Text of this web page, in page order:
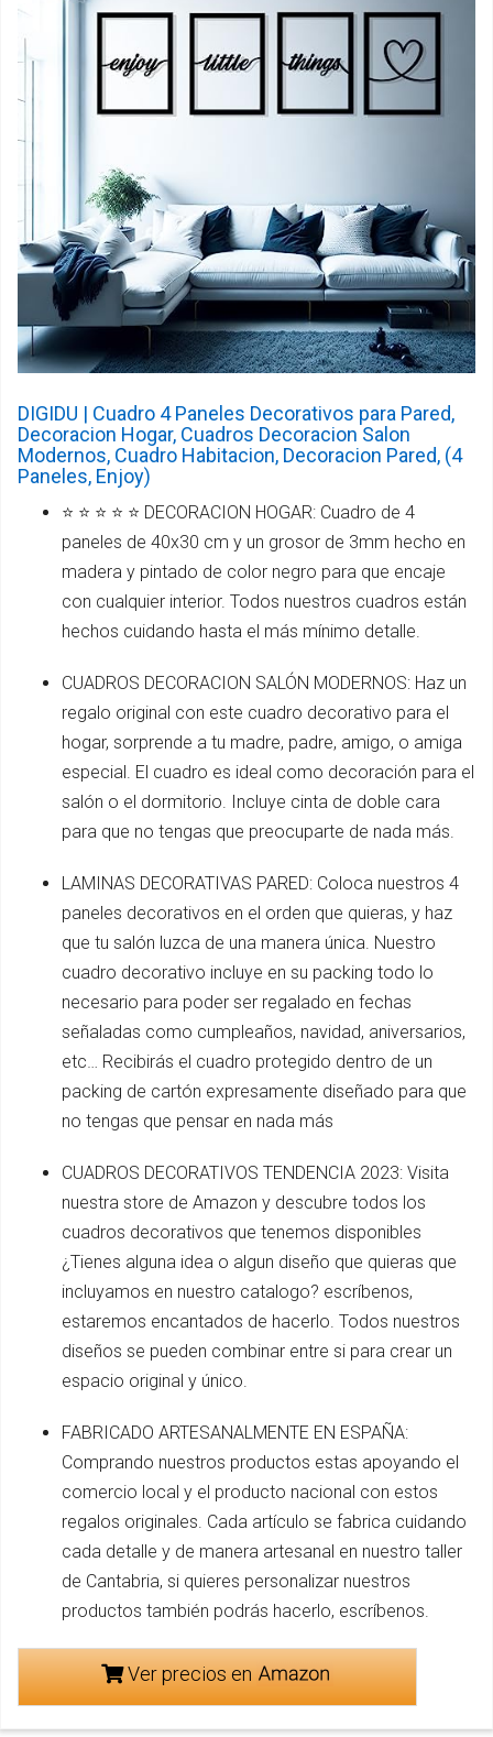
DIGIDU | Cuadro 4 Paneles Decorativos para Pared,
Decoracion Hogar, Cuadros Decoracion Salon
Modernos, Cuadro Habitacion, Decoracion Pared, (4
Paneles, Enjoy)
⭐ ⭐ ⭐ ⭐ ⭐ DECORACION HOGAR: Cuadro de 4
paneles de 40x30 cm y un grosor de 3mm hecho en
madera y pintado de color negro para que encaje
con cualquier interior. Todos nuestros cuadros están
hechos cuidando hasta el más mínimo detalle.
CUADROS DECORACION SALÓN MODERNOS: Haz un
regalo original con este cuadro decorativo para el
hogar, sorprende a tu madre, padre, amigo, o amiga
especial. El cuadro es ideal como decoración para el
salón o el dormitorio. Incluye cinta de doble cara
para que no tengas que preocuparte de nada más.
LAMINAS DECORATIVAS PARED: Coloca nuestros 4
paneles decorativos en el orden que quieras, y haz
que tu salón luzca de una manera única. Nuestro
cuadro decorativo incluye en su packing todo lo
necesario para poder ser regalado en fechas
señaladas como cumpleaños, navidad, aniversarios,
etc… Recibirás el cuadro protegido dentro de un
packing de cartón expresamente diseñado para que
no tengas que pensar en nada más
CUADROS DECORATIVOS TENDENCIA 2023: Visita
nuestra store de Amazon y descubre todos los
cuadros decorativos que tenemos disponibles
¿Tienes alguna idea o algun diseño que quieras que
incluyamos en nuestro catalogo? escríbenos,
estaremos encantados de hacerlo. Todos nuestros
diseños se pueden combinar entre si para crear un
espacio original y único.
FABRICADO ARTESANALMENTE EN ESPAÑA:
Comprando nuestros productos estas apoyando el
comercio local y el producto nacional con estos
regalos originales. Cada artículo se fabrica cuidando
cada detalle y de manera artesanal en nuestro taller
de Cantabria, si quieres personalizar nuestros
productos también podrás hacerlo, escríbenos.
Ver precios en